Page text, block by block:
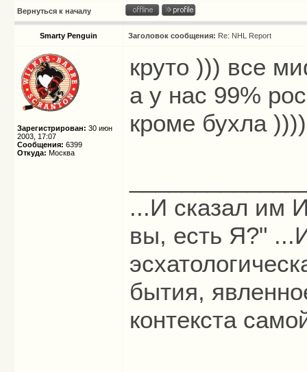
Вернуться к началу
Smarty Penguin Заголовок сообщения: Re: NHL Report
Зарегистрирован: 30 июн
2003, 17:07
Сообщения: 6399
Откуда: Москва
круто ))) все
а у нас 99%
кроме бухла ))))
...И сказал им
вы, есть Я?"
бытия,
контекста